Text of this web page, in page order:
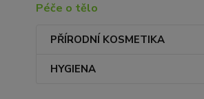
Péče o tělo
PŘÍRODNÍ KOSMETIKA
HYGIENA